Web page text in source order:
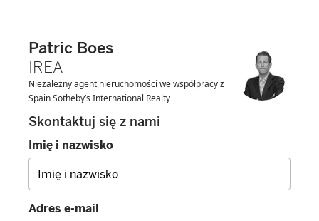
Patric Boes
IREA
Niezależny agent nieruchomości we współpracy z
Spain Sotheby’s International Realty
Skontaktuj się z nami
Imię i nazwisko
Adres e-mail